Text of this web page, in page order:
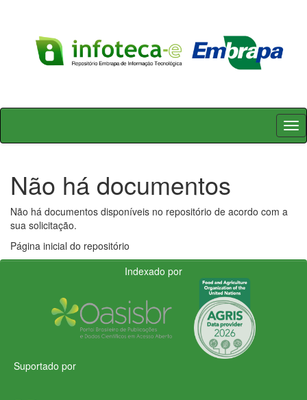
Skip
Não há documentos
Não há documentos disponíveis no repositório de acordo com a
sua solicitação.
Página inicial do repositório
Indexado por
Suportado por